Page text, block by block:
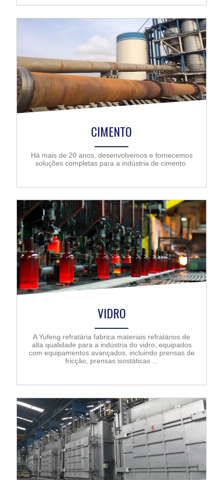
CIMENTO
Há mais de 20 anos, desenvolvemos e fornecemos
soluções completas para a indústria de cimento.
VIDRO
A Yufeng refratária fabrica materiais refratários de
alta qualidade para a indústria do vidro, equipados
com equipamentos avançados, incluindo prensas de
fricção, prensas isostáticas ...